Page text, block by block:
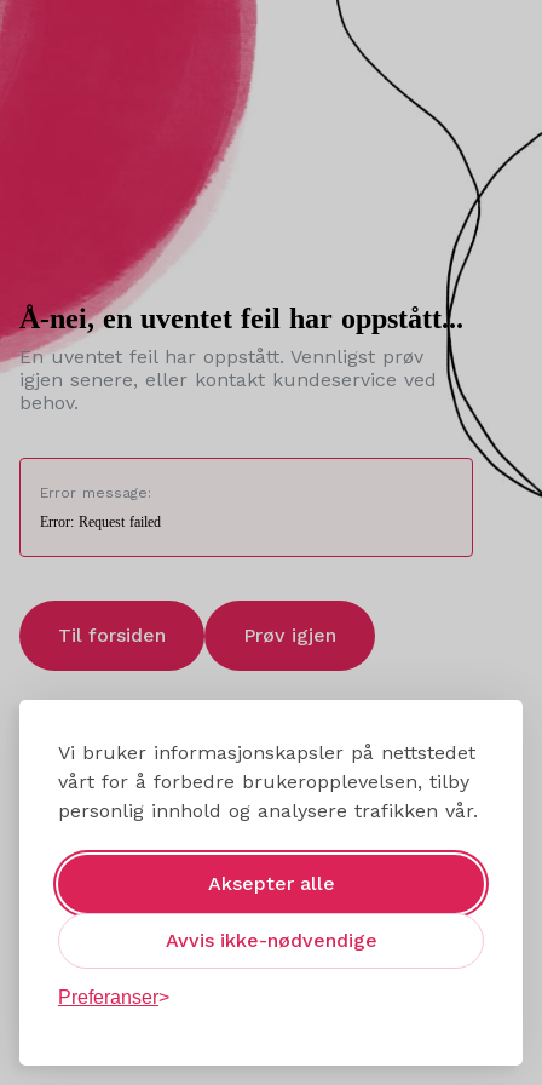
Vi bruker informasjonskapsler på nettstedet
vårt for å forbedre brukeropplevelsen, tilby
personlig innhold og analysere trafikken vår.
Aksepter alle
Avvis ikke-nødvendige
Preferanser
Å-nei, en uventet feil har oppstått...
En uventet feil har oppstått. Vennligst prøv
igjen senere, eller kontakt kundeservice ved
behov.
Error message:
Error: Request failed
Til forsiden Prøv igjen